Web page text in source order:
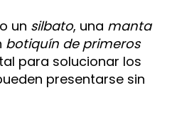
un silbato, una manta
botiquín de primeros
para solucionar los
presentarse sin